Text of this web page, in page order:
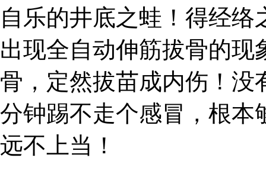
自乐的井底之蛙！得经
出现全自动伸筋拔骨的
骨，定然拔苗成内伤！没
分钟踢不走个感冒，根本
远不上当！